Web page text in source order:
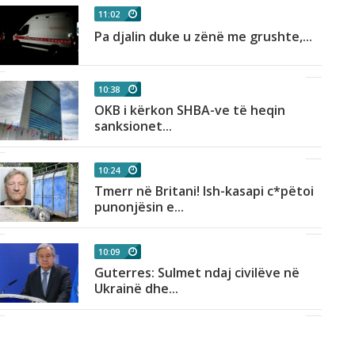
11:02
Pa djalin duke u zënë me grushte,...
10:38
OKB i kërkon SHBA-ve të heqin
sanksionet...
10:24
Tmerr në Britani! Ish-kasapi c*pëtoi
punonjësin e...
10:09
Guterres: Sulmet ndaj civilëve në
Ukrainë dhe...